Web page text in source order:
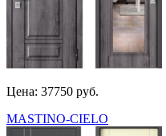
Цена: 37750 руб.
MASTINO-CIELO